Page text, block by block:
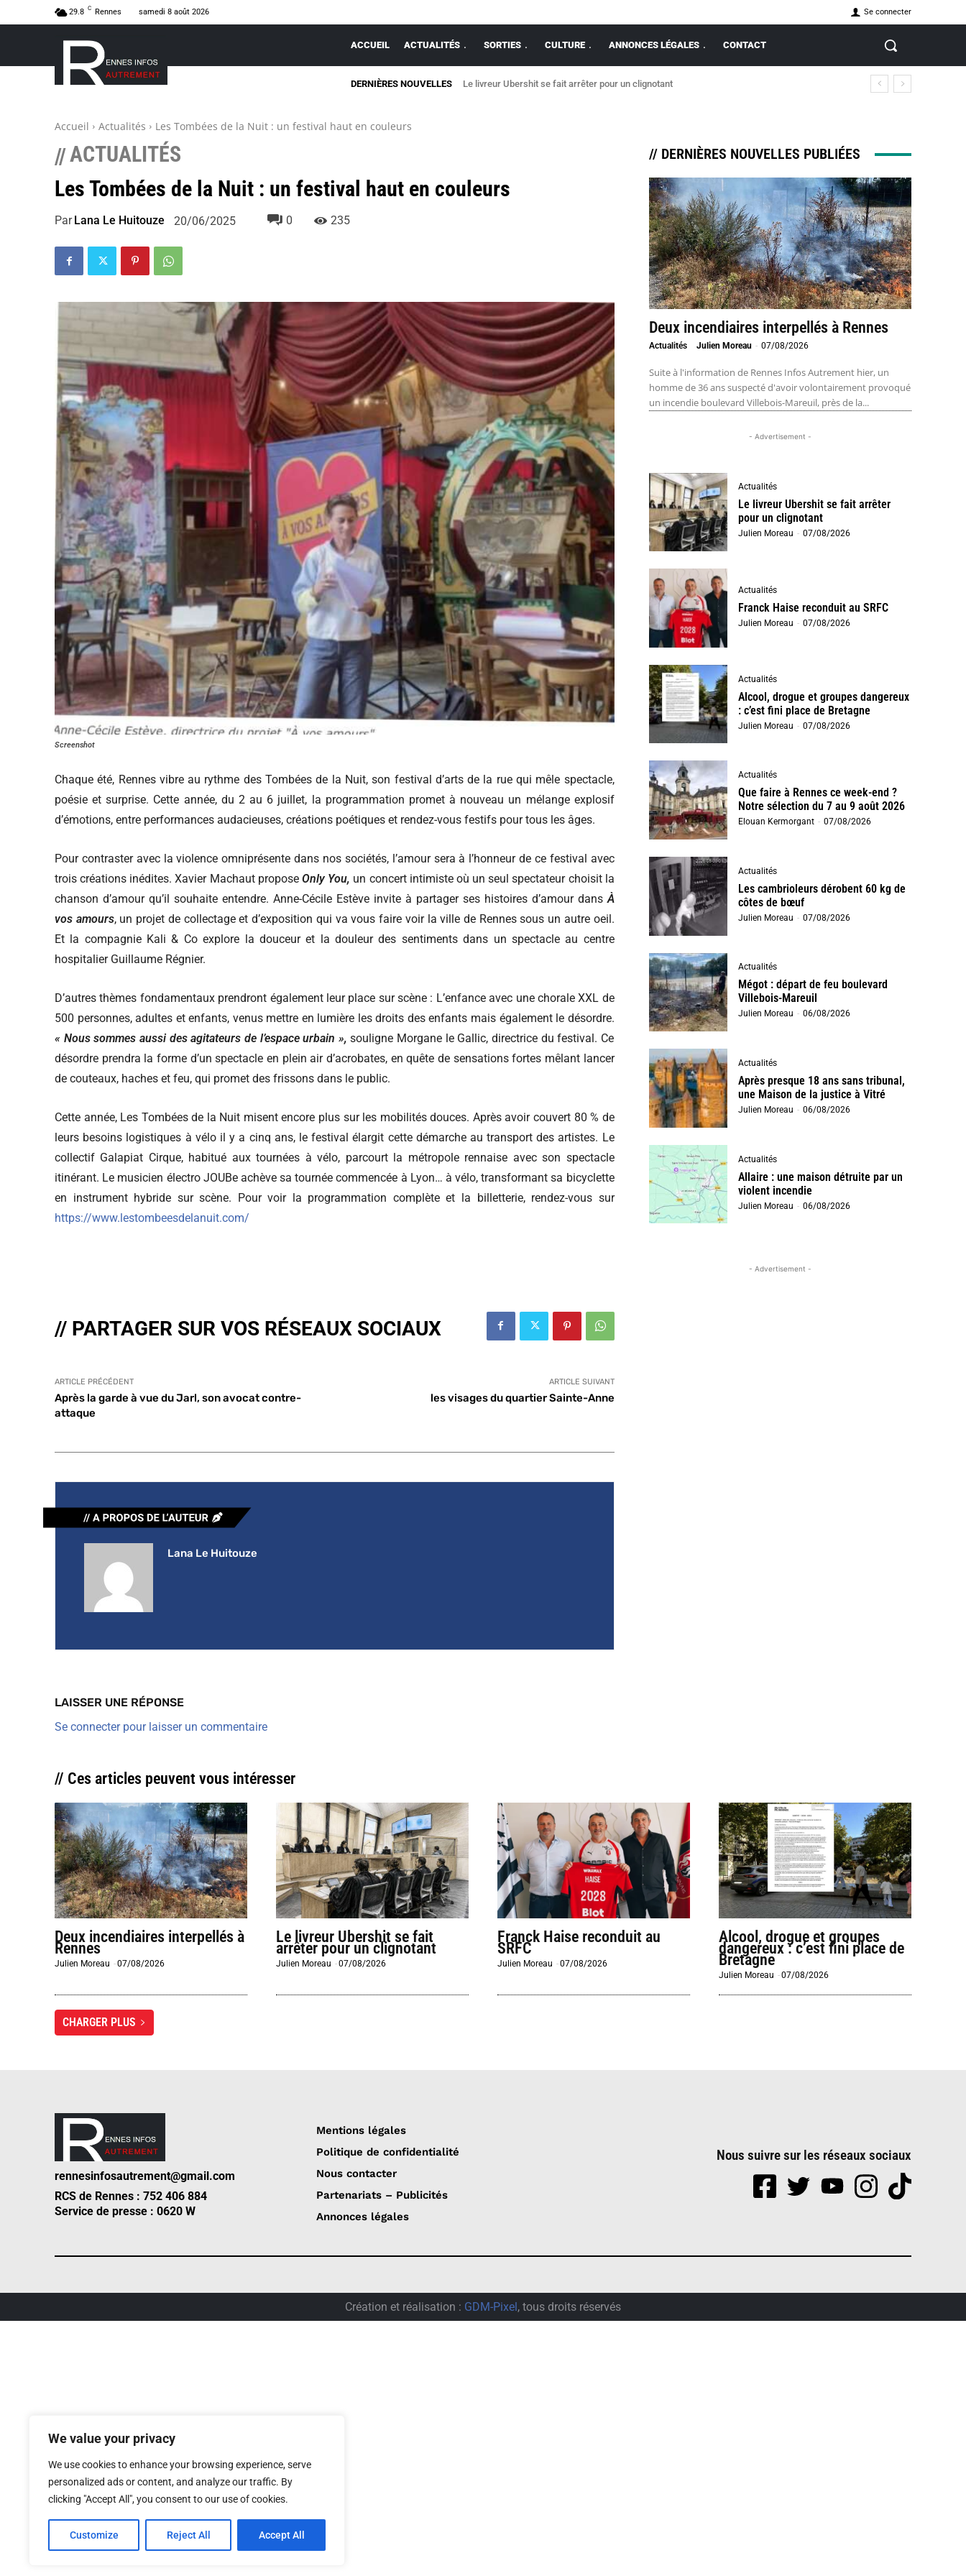
We value your privacy
We use cookies to enhance your browsing experience, serve
personalized ads or content, and analyze our traffic. By
clicking "Accept All", you consent to our use of cookies.
Customize Reject All Accept All
29.8 C Rennes samedi 8 août 2026 Se connecter
ACCUEIL ACTUALITÉS SORTIES CULTURE ANNONCES LÉGALES CONTACT
DERNIÈRES NOUVELLES Le livreur Ubershit se fait arrêter pour un clignotant
Accueil Actualités Les Tombées de la Nuit : un festival haut en couleurs
//ACTUALITÉS
Les Tombées de la Nuit : un festival haut en couleurs
Par Lana Le Huitouze 20/06/2025 0 235
Screenshot
Chaque été, Rennes vibre au rythme des Tombées de la Nuit, son festival d’arts de la rue qui mêle spectacle,
poésie et surprise. Cette année, du 2 au 6 juillet, la programmation promet à nouveau un mélange explosif
d’émotions, entre performances audacieuses, créations poétiques et rendez-vous festifs pour tous les âges.
Pour contraster avec la violence omniprésente dans nos sociétés, l’amour sera à l’honneur de ce festival avec
trois créations inédites. Xavier Machaut propose Only You, un concert intimiste où un seul spectateur choisit la
chanson d’amour qu’il souhaite entendre. Anne-Cécile Estève invite à partager ses histoires d’amour dansÀ
vos amours, un projet de collectage et d’exposition qui va vous faire voir la ville de Rennes sous un autre oeil.
Et la compagnie Kali & Co explore la douceur et la douleur des sentiments dans un spectacle au centre
hospitalier Guillaume Régnier.
D’autres thèmes fondamentaux prendront également leur place sur scène : L’enfance avec une chorale XXL de
500 personnes, adultes et enfants, venus mettre en lumière les droits des enfants mais également le désordre.
« Nous sommes aussi des agitateurs de l’espace urbain », souligne Morgane le Gallic, directrice du festival. Ce
désordre prendra la forme d’un spectacle en plein air d’acrobates, en quête de sensations fortes mêlant lancer
de couteaux, haches et feu, qui promet des frissons dans le public.
Cette année, Les Tombées de la Nuit misent encore plus sur les mobilités douces. Après avoir couvert 80 % de
leurs besoins logistiques à vélo il y a cinq ans, le festival élargit cette démarche au transport des artistes. Le
collectif Galapiat Cirque, habitué aux tournées à vélo, parcourt la métropole rennaise avec son spectacle
itinérant. Le musicien électro JOUBe achève sa tournée commencée à Lyon… à vélo, transformant sa bicyclette
en instrument hybride sur scène. Pour voir la programmation complète et la billetterie, rendez-vous sur
https://www.lestombeesdelanuit.com/
// PARTAGER SUR VOS RÉSEAUX SOCIAUX
ARTICLE PRÉCÉDENT
Après la garde à vue du Jarl, son avocat contre-
attaque
ARTICLE SUIVANT
les visages du quartier Sainte-Anne
Lana Le Huitouze
LAISSER UNE RÉPONSE
Se connecter pour laisser un commentaire
// DERNIÈRES NOUVELLES PUBLIÉES
Deux incendiaires interpellés à Rennes
Actualités Julien Moreau - 07/08/2026
Suite à l'information de Rennes Infos Autrement hier, un
homme de 36 ans suspecté d'avoir volontairement provoqué
un incendie boulevard Villebois-Mareuil, près de la...
- Advertisement -
Actualités
Le livreur Ubershit se fait arrêter
pour un clignotant
Julien Moreau - 07/08/2026
Actualités
Franck Haise reconduit au SRFC
Julien Moreau - 07/08/2026
Actualités
Alcool, drogue et groupes dangereux
: c’est fini place de Bretagne
Julien Moreau - 07/08/2026
Actualités
Que faire à Rennes ce week-end ?
Notre sélection du 7 au 9 août 2026
Elouan Kermorgant - 07/08/2026
Actualités
Les cambrioleurs dérobent 60 kg de
côtes de bœuf
Julien Moreau - 07/08/2026
Actualités
Mégot : départ de feu boulevard
Villebois-Mareuil
Julien Moreau - 06/08/2026
Actualités
Après presque 18 ans sans tribunal,
une Maison de la justice à Vitré
Julien Moreau - 06/08/2026
Actualités
Allaire : une maison détruite par un
violent incendie
Julien Moreau - 06/08/2026
- Advertisement -
// Ces articles peuvent vous intéresser
Deux incendiaires interpellés à
Rennes
Julien Moreau -07/08/2026
Le livreur Ubershit se fait
arrêter pour un clignotant
Julien Moreau -07/08/2026
Franck Haise reconduit au
SRFC
Julien Moreau -07/08/2026
Alcool, drogue et groupes
dangereux : c’est fini place de
Bretagne
Julien Moreau -07/08/2026
CHARGER PLUS
rennesinfosautrement@gmail.com
RCS de Rennes : 752 406 884
Service de presse : 0620 W
Mentions légales
Politique de confidentialité
Nous contacter
Partenariats – Publicités
Annonces légales
Nous suivre sur les réseaux sociaux
Création et réalisation : GDM-Pixel , tous droits réservés